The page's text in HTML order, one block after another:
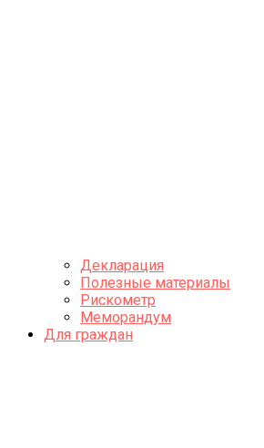
Декларация
Полезные материалы
Рискометр
Меморандум
Для граждан